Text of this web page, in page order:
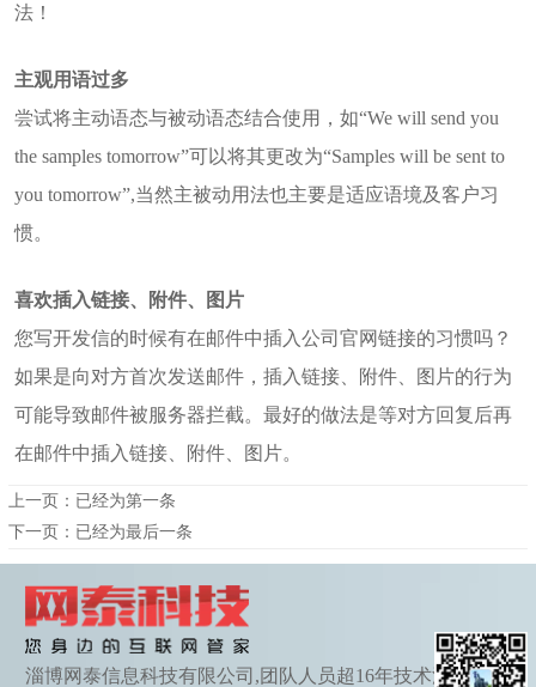
法！
主观用语过多
尝试将主动语态与被动语态结合使用，如“We will send you
the samples tomorrow”可以将其更改为“Samples will be sent to
you tomorrow”,当然主被动用法也主要是适应语境及客户习
惯。
喜欢插入链接、附件、图片
您写开发信的时候有在邮件中插入公司官网链接的习惯吗？
如果是向对方首次发送邮件，插入链接、附件、图片的行为
可能导致邮件被服务器拦截。最好的做法是等对方回复后再
在邮件中插入链接、附件、图片。
上一页：已经为第一条
下一页：已经为最后一条
淄博网泰信息科技有限公司,团队人员超16年技术沉淀，专